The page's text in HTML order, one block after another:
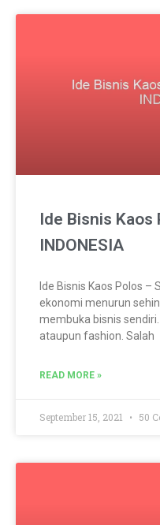
Ide Bisnis Kaos
INDONESIA
Ide Bisnis Kaos Polos –
ekonomi menurun
membuka bisnis
ataupun fashion. Salah
READ MORE »
September 15, 2021 50